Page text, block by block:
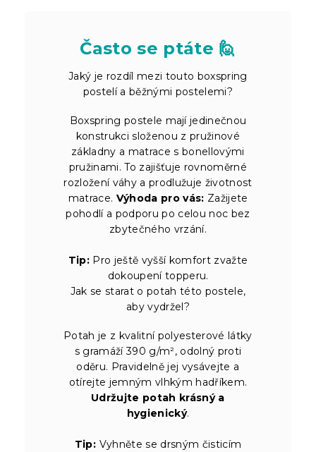
Často se ptáte 🙋
Jaký je rozdíl mezi touto boxspring
postelí a běžnými postelemi?
Boxspring postele mají jedinečnou
konstrukci složenou z pružinové
základny a matrace s bonellovými
pružinami. To zajišťuje rovnoměrné
rozložení váhy a prodlužuje životnost
matrace. Výhoda pro vás: Zažijete
pohodlí a podporu po celou noc bez
zbytečného vrzání.
Tip: Pro ještě vyšší komfort zvažte
dokoupení topperu.
Jak se starat o potah této postele,
aby vydržel?
Potah je z kvalitní polyesterové látky
s gramáží 390 g/m², odolný proti
oděru. Pravidelně jej vysávejte a
otírejte jemným vlhkým hadříkem.
Udržujte potah krásný a
hygienický.
Tip: Vyhněte se drsným čisticím